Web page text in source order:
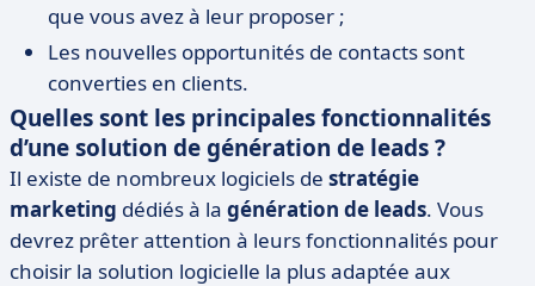
que vous avez à leur proposer ;
Les nouvelles opportunités de contacts sont
converties en clients.
Quelles sont les principales fonctionnalités
d’une solution de génération de leads ?
Il existe de nombreux logiciels de stratégie
marketing dédiés à la génération de leads. Vous
devrez prêter attention à leurs fonctionnalités pour
choisir la solution logicielle la plus adaptée aux